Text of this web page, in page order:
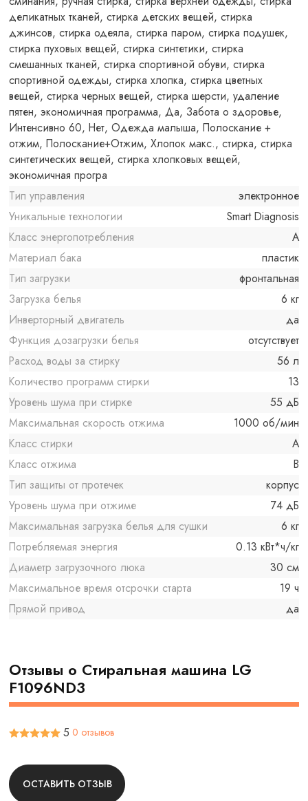
деликатных тканей, стирка детских вещей, стирка
джинсов, стирка одеяла, стирка паром, стирка подушек,
стирка пуховых вещей, стирка синтетики, стирка
смешанных тканей, стирка спортивной обуви, стирка
спортивной одежды, стирка хлопка, стирка цветных
вещей, стирка черных вещей, стирка шерсти, удаление
пятен, экономичная программа, Да, Забота о здоровье,
Интенсивно 60, Нет, Одежда малыша, Полоскание +
отжим, Полоскание+Отжим, Хлопок макс., стирка, стирка
синтетических вещей, стирка хлопковых вещей,
экономичная програ
Тип управления
электронное
Уникальные технологии
Smart Diagnosis
Класс энергопотребления
A
Материал бака
пластик
Тип загрузки
фронтальная
Загрузка белья
6 кг
Инверторный двигатель
да
Функция дозагрузки белья
отсутствует
Расход воды за стирку
56 л
Количество программ стирки
13
Уровень шума при стирке
55 дБ
Максимальная скорость отжима
1000 об/мин
Класс стирки
A
Класс отжима
B
Тип защиты от протечек
корпус
Уровень шума при отжиме
74 дБ
Максимальная загрузка белья для сушки
6 кг
Потребляемая энергия
0.13 кВт*ч/кг
Диаметр загрузочного люка
30 см
Максимальное время отсрочки старта
19 ч
Прямой привод
да
Отзывы о Cтиральная машина LG
F1096ND3
5 0 отзывов
ОСТАВИТЬ ОТЗЫВ